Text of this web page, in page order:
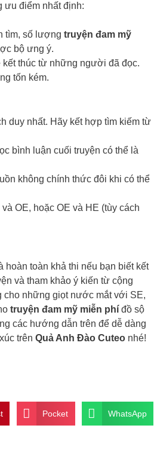
ưu điểm nhất định:
tìm, số lượng truyện đam mỹ
bộ ưng ý.
kết thúc từ những người đã đọc.
tốn kém.
duy nhất. Hãy kết hợp tìm kiếm từ
bình luận cuối truyện có thể là
không chính thức đôi khi có thể
OE, hoặc OE và HE (tùy cách
hoàn toàn khả thi nếu bạn biết kết
và tham khảo ý kiến từ cộng
cho những giọt nước mắt với SE,
truyện đam mỹ miễn phí đồ sộ
các hướng dẫn trên để dễ dàng
trên Quả Anh Đào Cuteo nhé!
Pocket WhatsApp